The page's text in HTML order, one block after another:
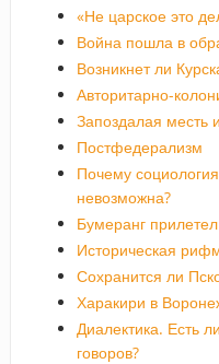
«Не царское это
Война пошла в
Возникнет ли
Авторитарно-
Запоздалая месть
Постфедерализм
Почему
невозможна?
Бумеранг прилетел
Историческая
Сохранится ли
Харакири в
Диалектика. Есть
говоров?